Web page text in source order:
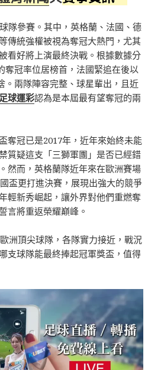
隊參賽。其中，英格蘭、法國、德
傳統強權被視為奪冠大熱門，尤其
看好將上演最終決戰。根據數據分
奪冠率位居榜首，法國緊追在後以
。兩隊陣容完整、球星輩出，且近
足球運彩認為是本屆最有望奪冠的兩
奪冠已是2017年，近年來始終未能
質疑這支「三獅軍團」是否已經錯
然而，英格蘭隊近年來在歐洲賽場
盃更打進決賽，展現出強大的競爭
輕新秀崛起，讓外界對他們重燃奪
言將重返榮耀巔峰。
洲頂尖球隊，各隊實力接近，戰況
支球隊能最終捧起冠軍獎盃，值得